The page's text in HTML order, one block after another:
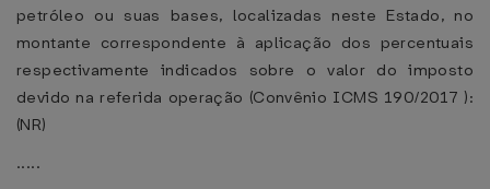
petróleo ou suas bases, localizadas neste Estado, no
montante correspondente à aplicação dos percentuais
respectivamente indicados sobre o valor do imposto
devido na referida operação (Convênio ICMS 190/2017 ):
(NR)
.....